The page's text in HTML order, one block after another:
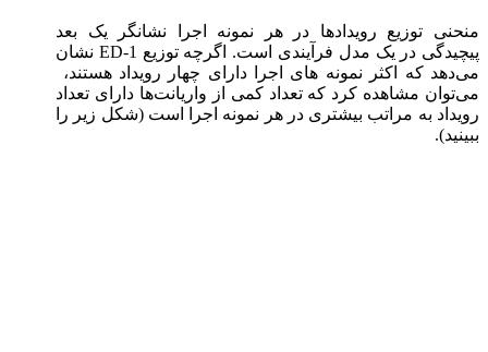
منحنی توزیع رویدادها در هر نمونه اجرا نشانگر یک بعد
پیچیدگی در یک مدل فرآیندی است. اگرچه توزیع ED-1 نشان
می‌دهد که اکثر نمونه های اجرا دارای چهار رویداد هستند،
می‌توان مشاهده کرد که تعداد کمی از واریانت‌ها دارای تعداد
رویداد به مراتب بیشتری در هر نمونه اجرا است (شکل زیر را
ببینید).